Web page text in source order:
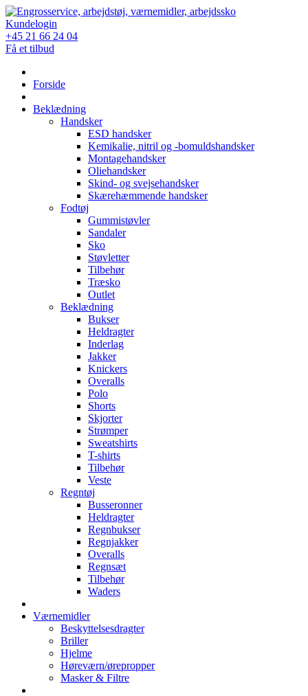
Skip
to
content
Kundelogin
+45 21 66 24 04
Få et tilbud
Forside
Beklædning
Handsker
ESD handsker
Kemikalie, nitril og -bomuldshandsker
Montagehandsker
Oliehandsker
Skind- og svejsehandsker
Skærehæmmende handsker
Fodtøj
Gummistøvler
Sandaler
Sko
Støvletter
Tilbehør
Træsko
Outlet
Beklædning
Bukser
Heldragter
Inderlag
Jakker
Knickers
Overalls
Polo
Shorts
Skjorter
Strømper
Sweatshirts
T-shirts
Tilbehør
Veste
Regntøj
Busseronner
Heldragter
Regnbukser
Regnjakker
Overalls
Regnsæt
Tilbehør
Waders
Værnemidler
Beskyttelsesdragter
Briller
Hjelme
Høreværn/ørepropper
Masker & Filtre